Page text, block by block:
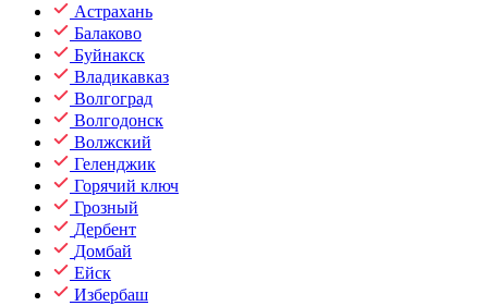
Астрахань
Балаково
Буйнакск
Владикавказ
Волгоград
Волгодонск
Волжский
Геленджик
Горячий ключ
Грозный
Дербент
Домбай
Ейск
Избербаш